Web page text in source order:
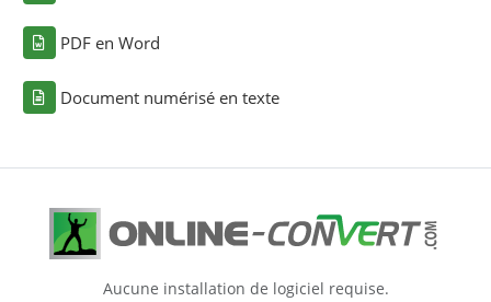
PDF en Word
Document numérisé en texte
Aucune installation de logiciel requise.